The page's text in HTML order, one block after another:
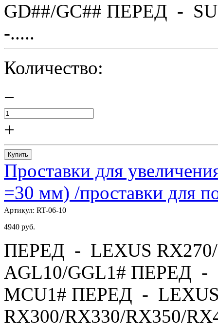
GD##/GC## ПЕРЕД -
-.....
Количество:
−
+
Купить
Проставки для
=30 мм) /проставки для
Артикул: RT-06-10
4940 руб.
ПЕРЕД - LEXUS
AGL10/GGL1# ПЕРЕД -
MCU1# ПЕРЕД -
RX300/RX330/RX350/